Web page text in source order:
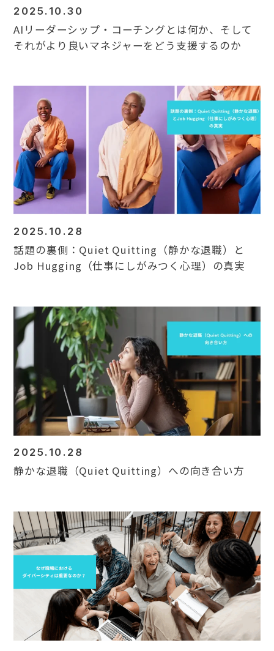
2025.10.30
AIリーダーシップ・コーチングとは何か、そして
それがより良いマネジャーをどう支援するのか
2025.10.28
話題の裏側：Quiet Quitting（静かな退職）と
Job Hugging（仕事にしがみつく心理）の真実
2025.10.28
静かな退職（Quiet Quitting）への向き合い方